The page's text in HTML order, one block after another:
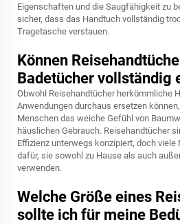
Eigenschaften und die Saugfähigkeit zu
sicher, dass das Handtuch vollständig
Tragetasche verstauen.
Können
Badetücher vollständig
Obwohl Reisehandtücher herkömmliche
Anwendungen durchaus ersetzen
Menschen das weiche Gefühl von
häuslichen Gebrauch. Reisehandtücher
Effizienz unterwegs konzipiert, doch
dafür, sie sowohl zu Hause als auch
verwenden.
Welche Größe eines
sollte ich für meine